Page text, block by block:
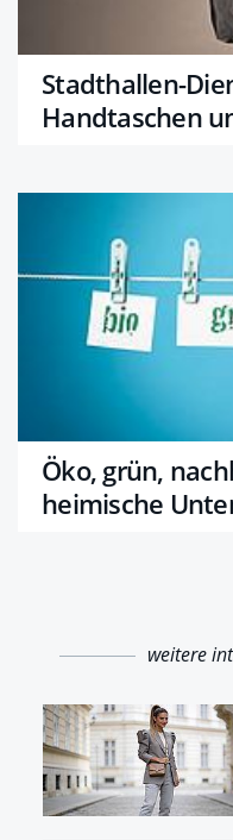
Stadthallen-
Handtaschen
Öko, grün,
heimische
weitere